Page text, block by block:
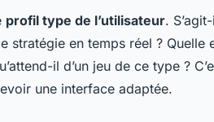
profil type de l’utilisateur.
stratégie en temps réel ? Quelle
il d’un jeu de ce type ?
une interface adaptée.